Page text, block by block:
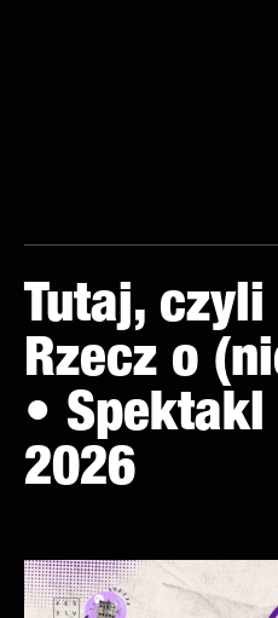
Tutaj, czyli
Rzecz o
• Spektakl
2026